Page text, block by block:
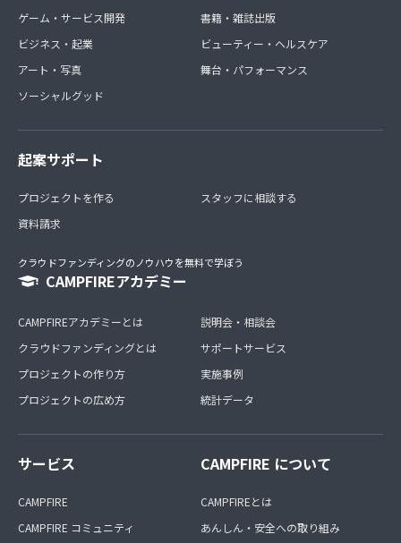
ゲーム・サービス開発
ビジネス・起業
アート・写真
ソーシャルグッド
書籍・雑誌出版
ビューティー・ヘルスケア
舞台・パフォーマンス
起案サポート
プロジェクトを作る
資料請求
スタッフに相談する
クラウドファンディングのノウハウを無料で学ぼう
CAMPFIREアカデミー
CAMPFIREアカデミーとは
クラウドファンディングとは
プロジェクトの作り方
プロジェクトの広め方
説明会・相談会
サポートサービス
実施事例
統計データ
サービス
CAMPFIRE
CAMPFIRE コミュニティ
CAMPFIRE について
CAMPFIREとは
あんしん・安全への取り組み